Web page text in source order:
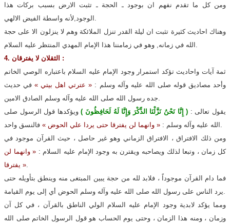
ومن كل ما تقدم نفهم ان بوجود ـ الحجة ـ تثبت الارض بسبب بركات هذا
وهناك احاديث كثيرة تثبت ان ليلة القدر تنزل الملائكة وهم لا ينزلون الا على حجة
4. الثقلان لا يفترقان :
ثمة آيات واحاديث تؤكد استمرار وجود الإمام عليه السلام باعتباره الوصي الخاتم
وأحد مصاديق قوله صلى الله عليه وآله وسلم : « عترتي اهل بيتي »في حديث
يقول تعالى : ( إِنَّا نَحْنُ نَزَّلْنَا الذِّكْرَ وَإِنَّا لَهُ لَحَافِظُونَ )ويؤكدها قول الرسول صلى
الله عليه وآله وسلم : « وانهما لن يفترقا حتى يردا علي الحوض »
ومن ذلك الافتراق ، الافتراق الزماني وهو غير حاصل ، حيث القرآن موجود في
كل زمان ، وتبعا لذلك ويصاحبه ويقترن به وجود الإمام عليه السلام : « وانهما لن
يفترقا »
فما دام القرآن موجوداً ، فلابد لله من حجة يبين المبتغى منه وينطق بتأويله حتى
ومما يؤكد لابدية وجود الإمام عليه السلام الولي الناطق بالقرآن ، في كل آن
وزمان ، ومنه هذا الزمان ، وحتى يوم الحساب هو قول الرسول الخاتم صلى الله